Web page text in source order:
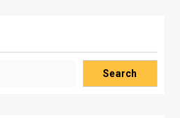
Search